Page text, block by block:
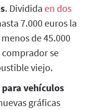
. Dividida en dos
7.000 euros la
de 45.000
comprador se
viejo.
vehículos
gráficas